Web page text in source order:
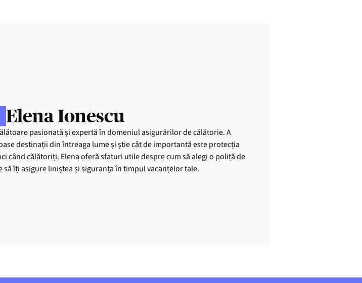
Elena Ionescu
pasionată și expertă în domeniul asigurărilor de călătorie. A
destinații din întreaga lume și știe cât de importantă este protecția
când călătoriți. Elena oferă sfaturi utile despre cum să alegi o poliță de
să îți asigure liniștea și siguranța în timpul vacanțelor tale.